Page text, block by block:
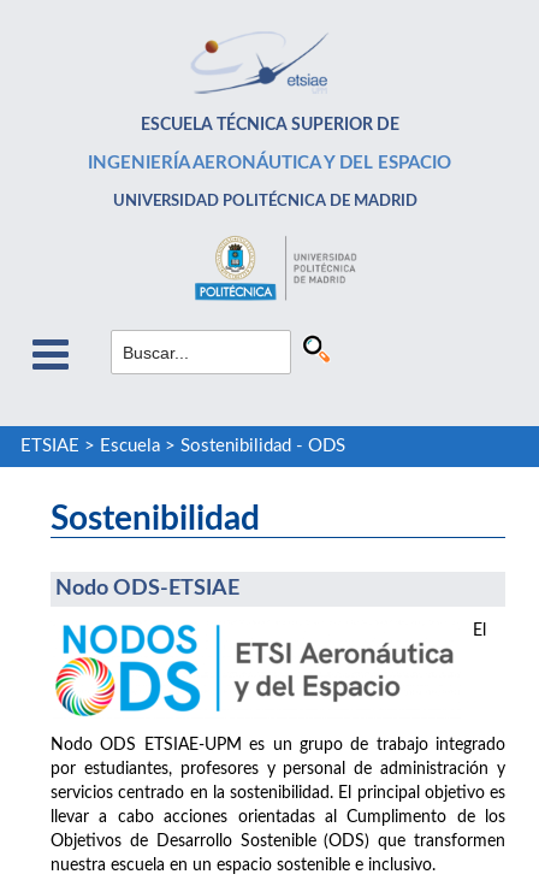
ESCUELA TÉCNICA SUPERIOR DE
INGENIERÍA AERONÁUTICA Y DEL ESPACIO
UNIVERSIDAD POLITÉCNICA DE MADRID
ETSIAE > Escuela> Sostenibilidad - ODS
Sostenibilidad
Nodo ODS-ETSIAE
El
Nodo ODS ETSIAE-UPM es un grupo de trabajo integrado
por estudiantes, profesores y personal de administración y
servicios centrado en la sostenibilidad. El principal objetivo es
llevar a cabo acciones orientadas al Cumplimento de los
Objetivos de Desarrollo Sostenible (ODS) que transformen
nuestra escuela en un espacio sostenible e inclusivo.